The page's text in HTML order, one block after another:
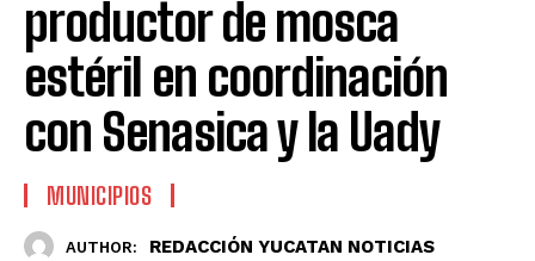
productor de mosca
estéril en coordinación
con Senasica y la Uady
MUNICIPIOS
AUTHOR: REDACCIÓN YUCATAN NOTICIAS